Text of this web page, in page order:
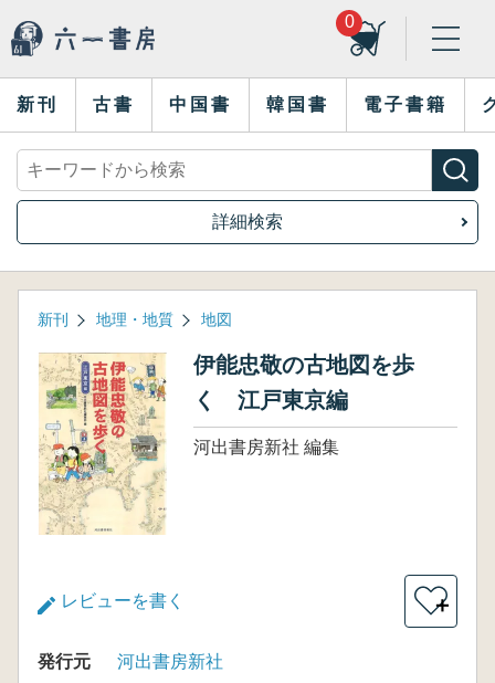
0
新刊 古書 中国書 韓国書 電子書籍
詳細検索
新刊 地理・地質 地図
伊能忠敬の古地図を歩
く 江戸東京編
河出書房新社 編集
レビューを書く ＋
発行元
河出書房新社